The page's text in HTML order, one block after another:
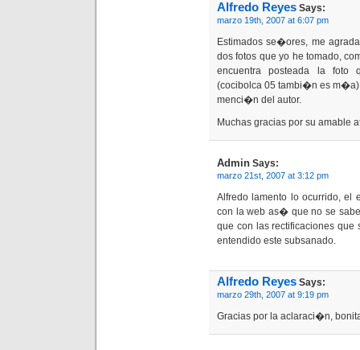
Alfredo Reyes Says:
marzo 19th, 2007 at 6:07 pm
Estimados se�ores, me
dos fotos que yo he tomado,
encuentra posteada la foto
(cocibolca 05 tambi�n es
menci�n del autor.
Muchas gracias por su amable
Admin Says:
marzo 21st, 2007 at 3:12 pm
Alfredo lamento lo ocurrido, el
con la web as� que no se
que con las rectificaciones
entendido este subsanado.
Alfredo Reyes Says:
marzo 29th, 2007 at 9:19 pm
Gracias por la aclaraci�n,